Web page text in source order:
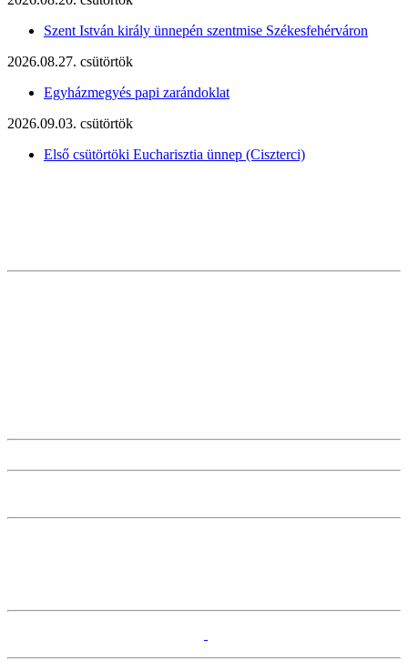
Szent István király ünnepén szentmise Székesfehérváron
2026.08.27. csütörtök
Egyházmegyés papi zarándoklat
2026.09.03. csütörtök
Első csütörtöki Eucharisztia ünnep (Ciszterci)